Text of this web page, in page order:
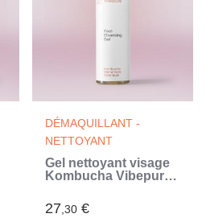
DÉMAQUILLANT -
NETTOYANT
Gel nettoyant visage
Kombucha Vibepure
27,30 €